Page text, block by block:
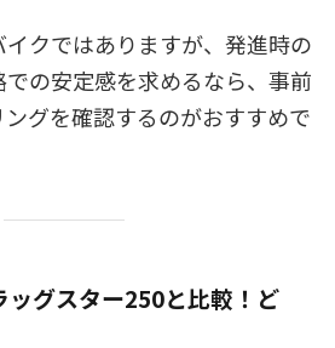
クではありますが、発進時の
の安定感を求めるなら、事前
グを確認するのがおすすめで
ッグスター250と比較！ど